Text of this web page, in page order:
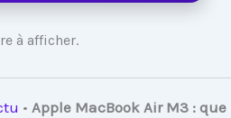
à afficher.
• Apple MacBook Air M3 : que